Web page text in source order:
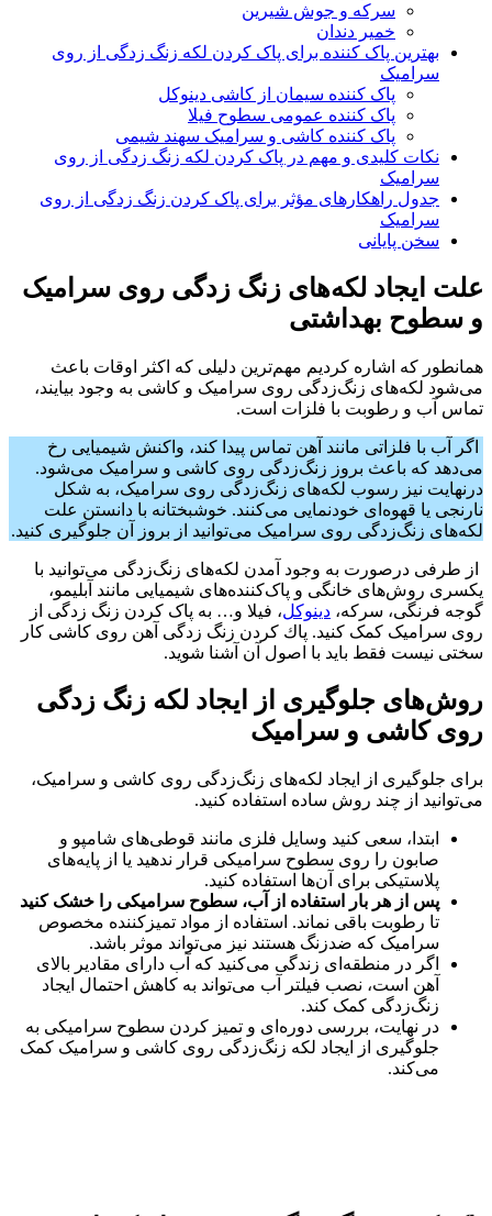
سرکه و جوش شیرین
خمیر دندان
بهترین پاک کننده برای پاک کردن لکه زنگ زدگی از روی
سرامیک
پاک کننده سیمان از کاشی دینوکل
پاک کننده عمومی سطوح فیلا
پاک کننده کاشی و سرامیک سهند شیمی
نکات کلیدی و مهم در پاک کردن لکه زنگ زدگی از روی
سرامیک
جدول راهکارهای مؤثر برای پاک کردن زنگ زدگی از روی
سرامیک
سخن پایانی
علت ایجاد لکه‌های زنگ زدگی روی سرامیک
و سطوح بهداشتی
همانطور که اشاره کردیم مهم‌ترین دلیلی که اکثر اوقات باعث
می‌شود لکه‌های زنگ‌زدگی روی سرامیک و کاشی به وجود بیایند،
تماس آب و رطوبت با فلزات است.
اگر آب با فلزاتی مانند آهن تماس پیدا کند، واکنش شیمیایی رخ
می‌دهد که باعث بروز زنگ‌زدگی روی کاشی و سرامیک می‌شود.
درنهایت نیز رسوب لکه‌های زنگ‌زدگی روی سرامیک، به شکل
نارنجی یا قهوه‌ای خودنمایی می‌کنند. خوشبختانه با دانستن علت
لکه‌های زنگ‌زدگی روی سرامیک می‌توانید از بروز آن جلوگیری کنید.
از طرفی درصورت به وجود آمدن لکه‌های زنگ‌زدگی می‌توانید با
یکسری روش‌های خانگی و پاک‌کننده‌های شیمیایی مانند آبلیمو،
گوجه فرنگی، سرکه، دینوکل، فیلا و… به پاک کردن زنگ زدگی از
روی سرامیک کمک کنید. پاك كردن زنگ زدگی آهن روی کاشی کار
سختی نیست فقط باید با اصول آن آشنا شوید.
روش‌های جلوگیری از ایجاد لکه زنگ زدگی
روی کاشی و سرامیک
برای جلوگیری از ایجاد لکه‌های زنگ‌زدگی روی کاشی و سرامیک،
می‌توانید از چند روش ساده استفاده کنید.
ابتدا، سعی کنید وسایل فلزی مانند قوطی‌های شامپو و
صابون را روی سطوح سرامیکی قرار ندهید یا از پایه‌های
پلاستیکی برای آن‌ها استفاده کنید.
پس از هر بار استفاده از آب، سطوح سرامیکی را خشک کنید
تا رطوبت باقی نماند. استفاده از مواد تمیزکننده مخصوص
سرامیک که ضدزنگ هستند نیز می‌تواند موثر باشد.
اگر در منطقه‌ای زندگی می‌کنید که آب دارای مقادیر بالای
آهن است، نصب فیلتر آب می‌تواند به کاهش احتمال ایجاد
زنگ‌زدگی کمک کند.
در نهایت، بررسی دوره‌ای و تمیز کردن سطوح سرامیکی به
جلوگیری از ایجاد لکه زنگ‌زدگی روی کاشی و سرامیک کمک
می‌کند.